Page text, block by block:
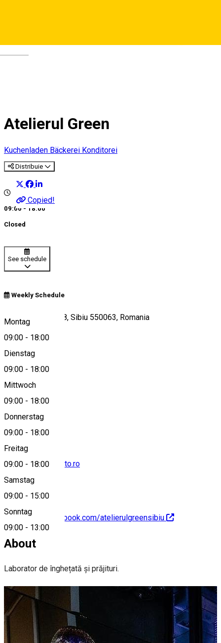
Atelierul Green
Kuchenladen Bäckerei Konditorei
Distribuie
Copied!
09:00 - 18:00
Closed
See schedule
Weekly Schedule
Montag
09:00 - 18:00
Dienstag
09:00 - 18:00
Mittwoch
09:00 - 18:00
Donnerstag
09:00 - 18:00
Freitag
09:00 - 18:00
Samstag
09:00 - 15:00
Sonntag
09:00 - 13:00
Strada Doljului 4-8, Sibiu 550063, Romania
View on map
office@greengelato.ro
https://www.facebook.com/atelierulgreensibiu
About
Laborator de înghețată și prăjituri.